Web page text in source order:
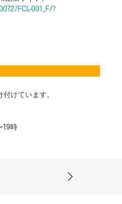
FCL-001_F/?
けています。
19時